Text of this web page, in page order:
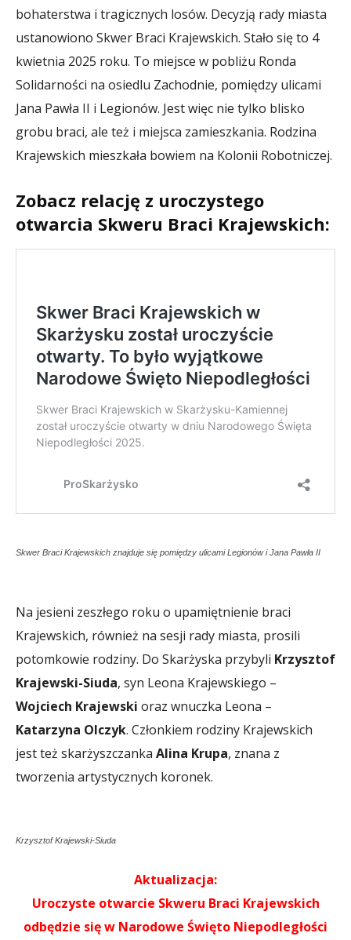
bohaterstwa i tragicznych losów. Decyzją rady miasta
ustanowiono Skwer Braci Krajewskich. Stało się to 4
kwietnia 2025 roku. To miejsce w pobliżu Ronda
Solidarności na osiedlu Zachodnie, pomiędzy ulicami
Jana Pawła II i Legionów. Jest więc nie tylko blisko
grobu braci, ale też i miejsca zamieszkania. Rodzina
Krajewskich mieszkała bowiem na Kolonii Robotniczej.
Zobacz relację z uroczystego
otwarcia Skweru Braci Krajewskich:
Skwer Braci Krajewskich znajduje się pomiędzy ulicami Legionów i Jana Pawła II
Na jesieni zeszłego roku o upamiętnienie braci
Krajewskich, również na sesji rady miasta, prosili
potomkowie rodziny. Do Skarżyska przybyli Krzysztof
Krajewski-Siuda, syn Leona Krajewskiego –
Wojciech Krajewski oraz wnuczka Leona –
Katarzyna Olczyk. Członkiem rodziny Krajewskich
jest też skarżyszczanka Alina Krupa, znana z
tworzenia artystycznych koronek.
Krzysztof Krajewski-Siuda
Aktualizacja:
Uroczyste otwarcie Skweru Braci Krajewskich
odbędzie się w Narodowe Święto Niepodległości